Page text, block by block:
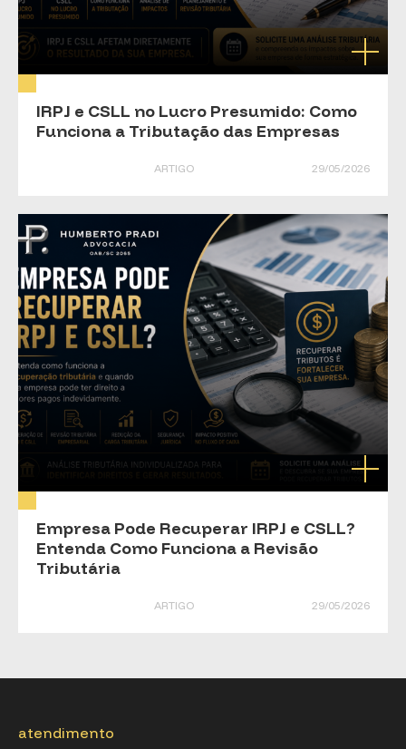
IRPJ e CSLL no Lucro Presumido: Como
Funciona a Tributação das Empresas
ARTIGO 29/05/2026
Empresa Pode Recuperar IRPJ e CSLL?
Entenda Como Funciona a Revisão
Tributária
ARTIGO 29/05/2026
atendimento